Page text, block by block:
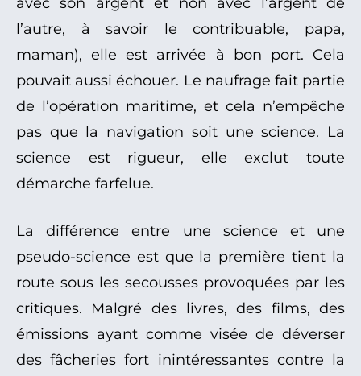
avec son argent et non avec l’argent de
l’autre, à savoir le contribuable, papa,
maman), elle est arrivée à bon port. Cela
pouvait aussi échouer. Le naufrage fait partie
de l’opération maritime, et cela n’empêche
pas que la navigation soit une science. La
science est rigueur, elle exclut toute
démarche farfelue.
La différence entre une science et une
pseudo-science est que la première tient la
route sous les secousses provoquées par les
critiques. Malgré des livres, des films, des
émissions ayant comme visée de déverser
des fâcheries fort inintéressantes contre la